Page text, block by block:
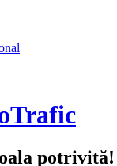
potrivită!